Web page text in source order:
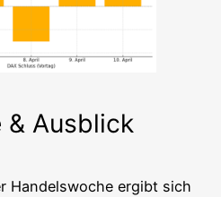
& Ausblick
Han­dels­wo­che ergibt sich